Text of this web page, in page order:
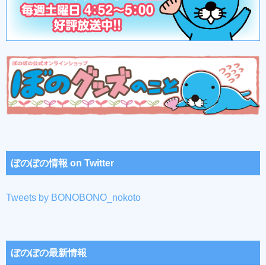
ぼのぼの情報 on Twitter
Tweets by BONOBONO_nokoto
ぼのぼの最新情報